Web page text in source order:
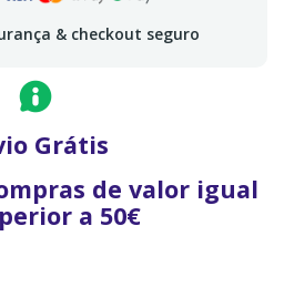
& checkout seguro
Grátis
de valor igual
a 50€